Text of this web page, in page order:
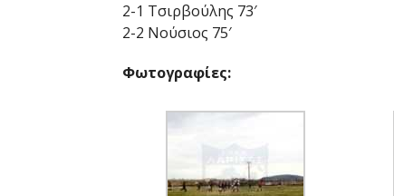
2-1 Τσιρβούλης 73′
2-2 Νούσιος 75′
Φωτογραφίες: